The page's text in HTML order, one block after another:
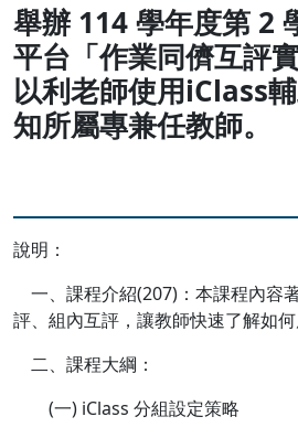
舉辦 114 學年度第 2
平台「作業同儕互評
以利老師使用iClass
知所屬專兼任教師。
說明：
一、課程介紹(207)：本課程內容
評、組內互評，讓教師快速了解如何
二、課程大綱：
(一) iClass 分組設定策略